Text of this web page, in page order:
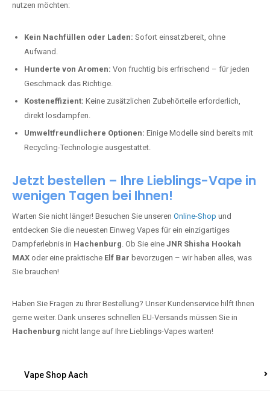
nutzen möchten:
Kein Nachfüllen oder Laden: Sofort einsatzbereit, ohne
Aufwand.
Hunderte von Aromen: Von fruchtig bis erfrischend – für jeden
Geschmack das Richtige.
Kosteneffizient: Keine zusätzlichen Zubehörteile erforderlich,
direkt losdampfen.
Umweltfreundlichere Optionen: Einige Modelle sind bereits mit
Recycling-Technologie ausgestattet.
Jetzt bestellen – Ihre Lieblings-Vape in
wenigen Tagen bei Ihnen!
Warten Sie nicht länger! Besuchen Sie unseren Online-Shop und
entdecken Sie die neuesten Einweg Vapes für ein einzigartiges
Dampferlebnis in Hachenburg. Ob Sie eine JNR Shisha Hookah
MAX oder eine praktische Elf Bar bevorzugen – wir haben alles, was
Sie brauchen!
Haben Sie Fragen zu Ihrer Bestellung? Unser Kundenservice hilft Ihnen
gerne weiter. Dank unseres schnellen EU-Versands müssen Sie in
Hachenburg nicht lange auf Ihre Lieblings-Vapes warten!
Vape Shop Aach